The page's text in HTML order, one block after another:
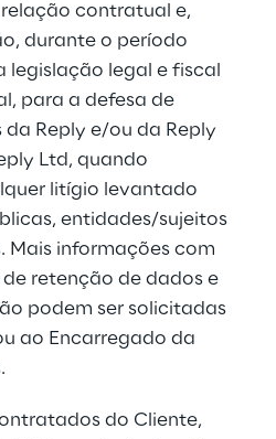
contratual e,
durante o período
legislação legal e fiscal
para a defesa de
da Reply e/ou da Reply
Ltd, quando
litígio levantado
entidades/sujeitos
Mais informações com
retenção de dados e
podem ser solicitadas
ao Encarregado da
do Cliente,